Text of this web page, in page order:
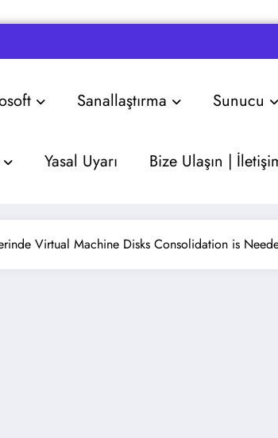
Sanallaştırma Sunucu
Yasal Uyarı Bize Ulaşın |
Virtual Machine Disks Consolidation is